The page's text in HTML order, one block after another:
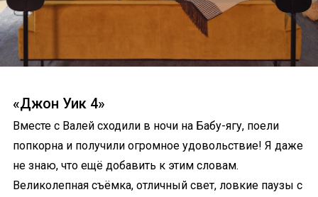
«Джон Уик 4»
Вместе с Валей сходили в ночи на Бабу-ягу, поели
попкорна и получили огромное удовольствие! Я даже
не знаю, что ещё добавить к этим словам.
Великолепная съёмка, отличный свет, ловкие паузы с